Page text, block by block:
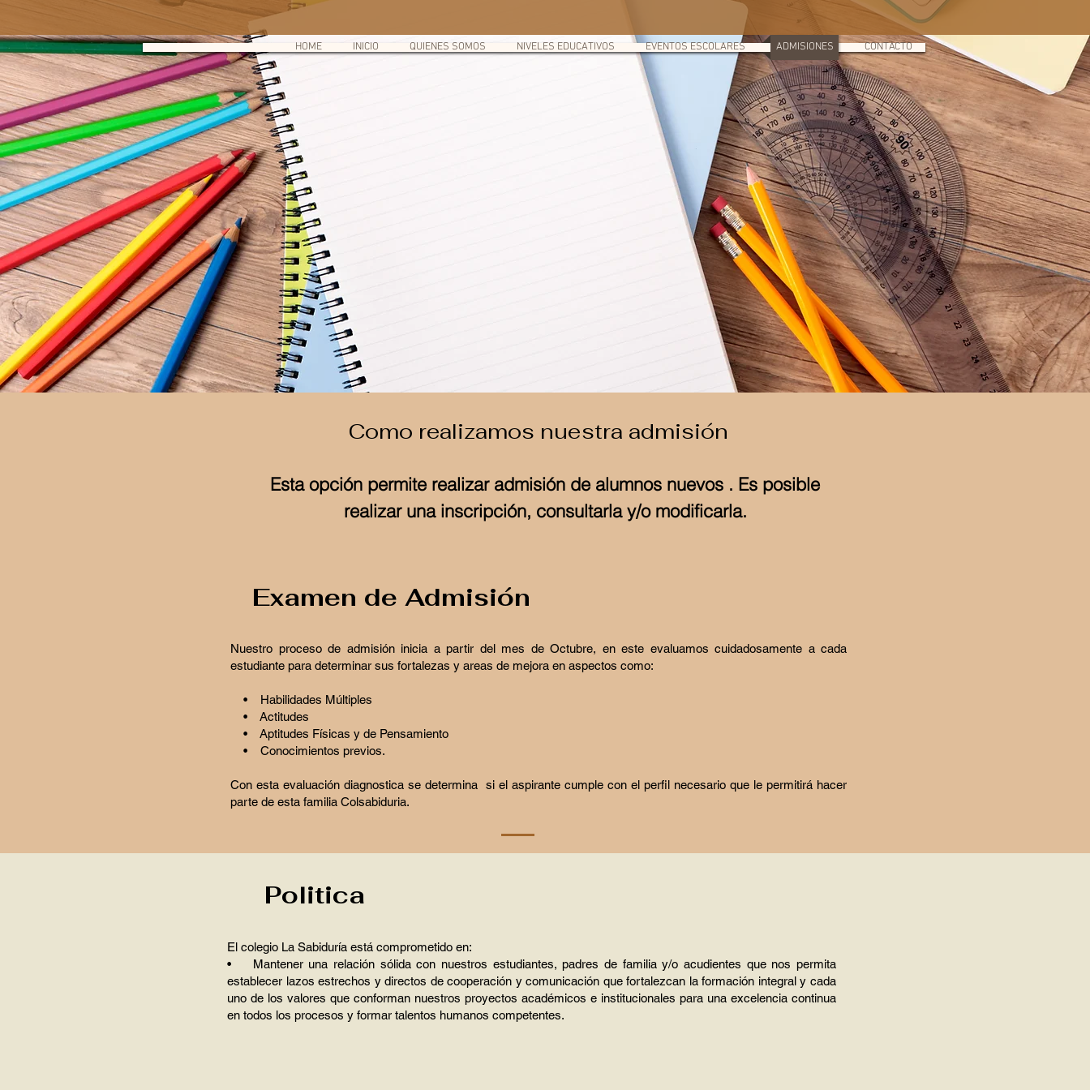
Somos una institución que piensa en los niños , principios y valores.
Como realizamos nuestra admisión
Esta opción permite realizar admisión de alumnos nuevos . Es posible
realizar una inscripción, consultarla y/o modificarla.
Examen de Admisión
Nuestro proceso de admisión inicia a partir del mes de Octubre, en este evaluamos cuidadosamente a cada
estudiante para determinar sus fortalezas y areas de mejora en aspectos como:
• Habilidades Múltiples
• Actitudes
• Aptitudes Físicas y de Pensamiento
• Conocimientos previos.
Con esta evaluación diagnostica se determina si el aspirante cumple con el perfil necesario que le permitirá hacer
parte de esta familia Colsabiduria.
Politica
El colegio La Sabiduría está comprometido en:
• Mantener una relación sólida con nuestros estudiantes, padres de familia y/o acudientes que nos permita
establecer lazos estrechos y directos de cooperación y comunicación que fortalezcan la formación integral y cada
uno de los valores que conforman nuestros proyectos académicos e institucionales para una excelencia continua
en todos los procesos y formar talentos humanos competentes.
HOME INICIO QUIENES SOMOS NIVELES EDUCATIVOS EVENTOS ESCOLARES ADMISIONES CONTACTO